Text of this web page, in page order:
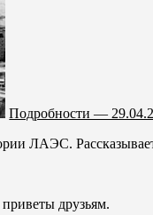
Подробности —
ЛАЭС.
друзьям.